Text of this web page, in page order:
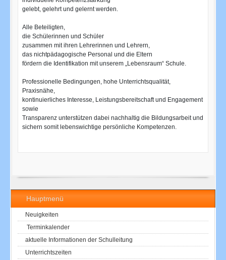
Hauptmenü
Neuigkeiten
Terminkalender
aktuelle Informationen der Schulleitung
Unterrichtszeiten
gelebt, gelehrt und gelernt werden.
Alle Beteiligten,
die Schülerinnen und Schüler
zusammen mit ihren Lehrerinnen und Lehrern,
das nichtpädagogische Personal und die Eltern
fördern die Identifikation mit unserem „Lebensraum“ Schule.
Professionelle Bedingungen, hohe Unterrichtsqualität,
Praxisnähe,
kontinuierliches Interesse, Leistungsbereitschaft und Engagement
sowie
Transparenz unterstützen dabei nachhaltig die Bildungsarbeit und
sichern somit lebenswichtige persönliche Kompetenzen.